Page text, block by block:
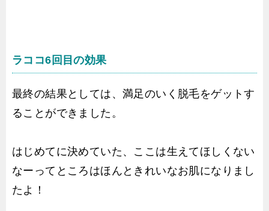
ラココ6回目の効果
最終の結果としては、満足のいく脱毛をゲットす
ることができました。
はじめてに決めていた、ここは生えてほしくない
なーってところはほんときれいなお肌になりまし
たよ！